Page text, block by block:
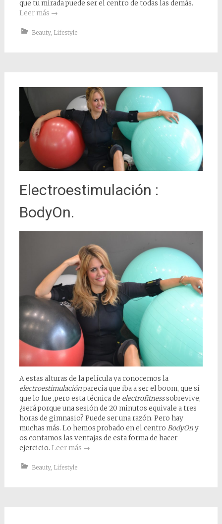
que tu mirada puede ser el centro de todas las demás.
Leer más →
Beauty, Lifestyle
Electroestimulación :
BodyOn.
A estas alturas de la película ya conocemos la
electroestimulaciónparecía que iba a ser el boom, que sí
que lo fue ,pero esta técnica de electrofitnesssobrevive,
¿será porque una sesión de 20 minutos equivale a tres
horas de gimnasio? Puede ser una razón. Pero hay
muchas más. Lo hemos probado en el centro BodyOny
os contamos las ventajas de esta forma de hacer
ejercicio. Leer más →
Beauty, Lifestyle